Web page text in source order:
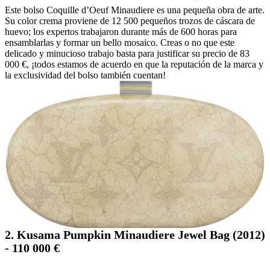
Este bolso Coquille d’Oeuf Minaudiere es una pequeña obra de arte.
Su color crema proviene de 12 500 pequeños trozos de cáscara de
huevo; los expertos trabajaron durante más de 600 horas para
ensamblarlas y formar un bello mosaico. Creas o no que este
delicado y minucioso trabajo basta para justificar su precio de 83
000 €, ¡todos estamos de acuerdo en que la reputación de la marca y
la exclusividad del bolso también cuentan!
2. Kusama Pumpkin Minaudiere Jewel Bag (2012)
- 110 000 €